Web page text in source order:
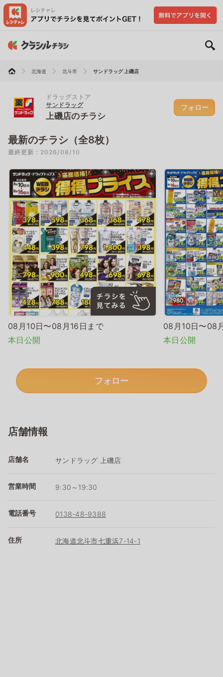
北海道 北斗市 サンドラッグ 上磯店
ドラッグストア
サンドラッグ
上磯店のチラシ
フォロー
最新のチラシ（全8枚）
最終更新：2026/08/10
08月10日〜08月16日まで
本日公開
08月10日〜08
本日公開
フォロー
店舗情報
店舗名 サンドラッグ 上磯店
営業時間 9:30～19:30
電話番号 0138-48-9388
住所 北海道北斗市七重浜7-14-1